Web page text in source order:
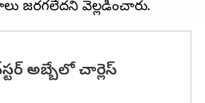
అబ్బేలో చార్లెస్